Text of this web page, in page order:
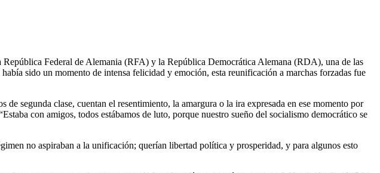
Federal de Alemania (RFA) y la República Democrática Alemana (RDA), una de las
sido un momento de intensa felicidad y emoción, esta reunificación a marchas forzadas fue
segunda clase, cuentan el resentimiento, la amargura o la ira expresada en ese momento por
con amigos, todos estábamos de luto, porque nuestro sueño del socialismo democrático se
no aspiraban a la unificación; querían libertad política y prosperidad, y para algunos esto